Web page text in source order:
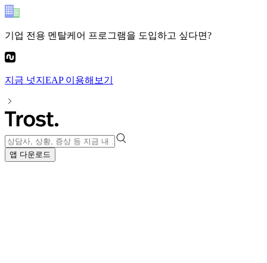
기업 전용 멘탈케어 프로그램을 도입하고 싶다면?
지금 넛지EAP이용해보기
앱 다운로드